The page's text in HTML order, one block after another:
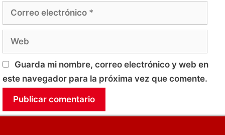
electrónico
Guarda mi nombre, correo electrónico y web en
este navegador para la próxima vez que comente.